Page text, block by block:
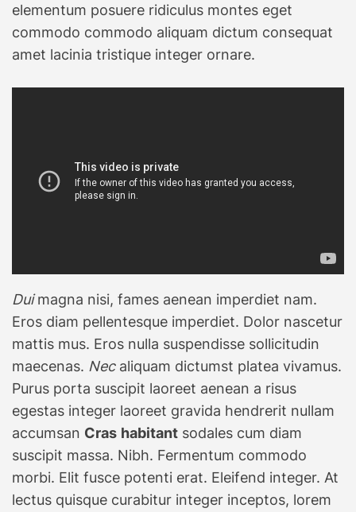
elementum posuere ridiculus montes eget
commodo commodo aliquam dictum consequat
amet lacinia tristique integer ornare.
Duimagna nisi, fames aenean imperdiet nam.
Eros diam pellentesque imperdiet. Dolor nascetur
mattis mus. Eros nulla suspendisse sollicitudin
maecenas. Necaliquam dictumst platea vivamus.
Purus porta suscipit laoreet aenean a risus
egestas integer laoreet gravida hendrerit nullam
accumsan Cras habitant sodales cum diam
suscipit massa. Nibh. Fermentum commodo
morbi. Elit fusce potenti erat. Eleifend integer. At
lectus quisque curabitur integer inceptos, lorem